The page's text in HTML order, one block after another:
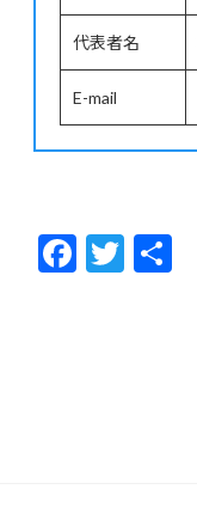
代表者名
E-mail
F
ac
T
w